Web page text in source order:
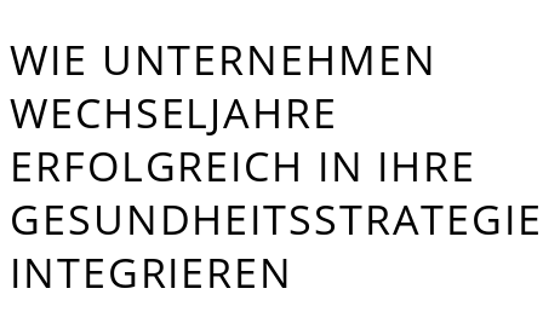
WIE UNTERNEHMEN
WECHSELJAHRE
ERFOLGREICH IN IHRE
GESUNDHEITSSTRATEGIE
INTEGRIEREN